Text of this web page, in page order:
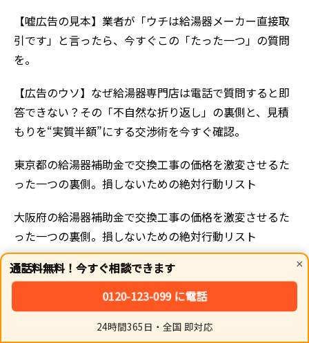
×
通話料無料！今すぐ相談できます
0120-123-099 に電話
24時間365日・全国 即対応
【嘘広告の見本】業者が「ウチは給湯器メーカー直接取
引です」と言ったら、今すぐこの「たった一つ」の質問
を。
【広告のウソ】なぜ給湯器専門​​店は電話で質問すると即
答できない？その「不自然な折り返し」の裏側と、見積
もりを“実質半額”にする交渉術を今すぐ確認。
東京都の給湯器補助金で交換工事の価格を激変させるた
った一つの裏側。損しないための絶対行動リスト
大阪府の給湯器補助金で交換工事の価格を激変させるた
った一つの裏側。損しないための絶対行動リスト
京都府の給湯器補助金で交換工事の価格を激変させるた
った一つの裏側。損しないための絶対行動リスト
【愛知県】給湯器の交換は最短いつ？当日〜翌日の流れ
シェア トップ